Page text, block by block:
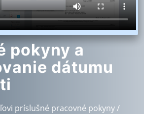
pokyny a
dátumu
príslušné pracovné pokyny /